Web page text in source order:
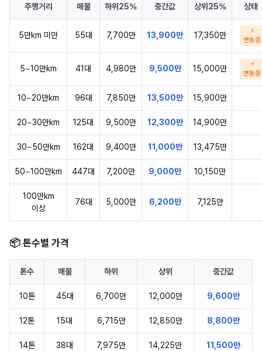
주행거리 매물 하위25% 중간값 상위25% 상태
5만km 미만 55대 7,700만 13,900만 17,350만
⚡
변동큼
5~10만km 41대 4,980만 9,500만 15,000만
⚡
변동큼
10~20만km 96대 7,850만 13,500만 15,900만
20~30만km 125대 9,500만 12,300만 14,900만
30~50만km 162대 9,400만 11,000만 13,475만
50~100만km 447대 7,200만 9,000만 10,150만
100만km
이상
76대 5,000만 6,200만 7,125만
📦 톤수별 가격
톤수 매물 하위 상위 중간값
10톤 45대 6,700만 12,000만 9,600만
12톤 15대 6,715만 12,850만 8,800만
14톤 38대 7,975만 14,225만 11,500만